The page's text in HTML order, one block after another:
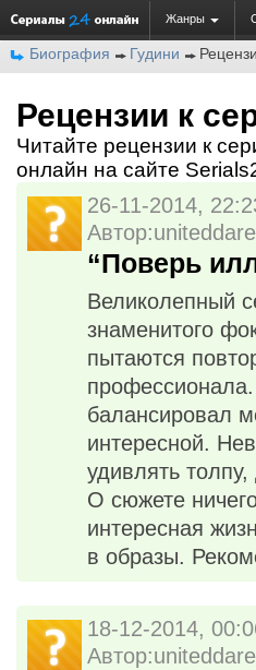
Биография Гудини
Жанры
Рецензии к
Читайте рецензии к
онлайн на сайте
26-11-2014,
Автор:uniteddare
“Поверь
Великолепный
знаменитого
пытаются
балансировал
интересной.
удивлять
О сюжете
интересная
в образы.
18-12-2014,
Автор:uniteddare